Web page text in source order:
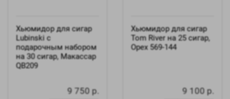
Хьюмидор для сигар
Lubinski с
подарочным набором
на 30 сигар, Макассар
QB209
9 750 р.
Хьюмидор для сигар
Tom River на 25 сигар,
Орех 569-144
9 100 р.